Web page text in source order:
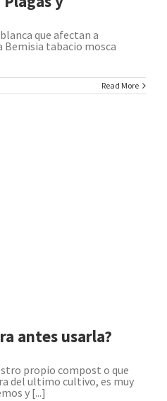
que afectan a
Bemisia tabacio mosca
Read More
antes usarla?
propio compost o que
del ultimo cultivo, es muy
y [...]